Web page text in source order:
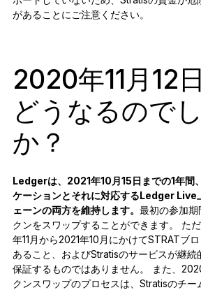
があることにご注意ください。
2020年11月12
どうなるので
か？
Ledgerは、2021年10月15日までの1年
ケーションとそれに対応するLedger Live
ェーンの両方を維持します。 最初の参加
クンをスワップすることができます。 た
年11月から2021年10月にかけてSTRATブ
あること、およびStratisのサービスが継続
保証するものではありません。 また、
クンスワップのプロセスは、Stratisのチー